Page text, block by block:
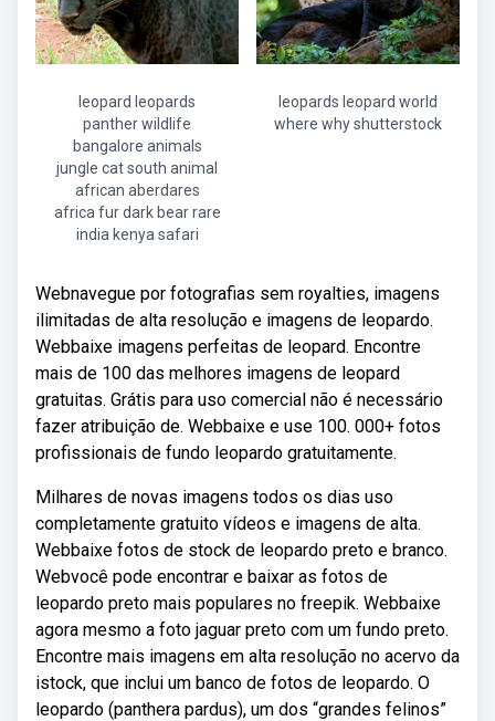
leopard leopards
panther wildlife
bangalore animals
jungle cat south animal
african aberdares
africa fur dark bear rare
india kenya safari
leopards leopard world
where why shutterstock
Webnavegue por fotografias sem royalties, imagens
ilimitadas de alta resolução e imagens de leopardo.
Webbaixe imagens perfeitas de leopard. Encontre
mais de 100 das melhores imagens de leopard
gratuitas. Grátis para uso comercial não é necessário
fazer atribuição de. Webbaixe e use 100. 000+ fotos
profissionais de fundo leopardo gratuitamente.
Milhares de novas imagens todos os dias uso
completamente gratuito vídeos e imagens de alta.
Webbaixe fotos de stock de leopardo preto e branco.
Webvocê pode encontrar e baixar as fotos de
leopardo preto mais populares no freepik. Webbaixe
agora mesmo a foto jaguar preto com um fundo preto.
Encontre mais imagens em alta resolução no acervo da
istock, que inclui um banco de fotos de leopardo. O
leopardo (panthera pardus), um dos “grandes felinos”